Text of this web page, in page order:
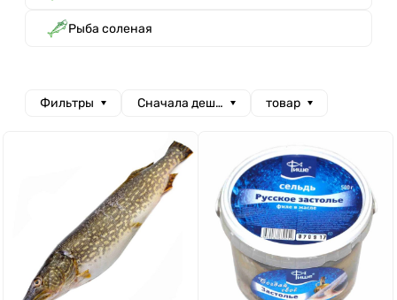
Рыба соленая
Фильтры Сначала дешевые товар